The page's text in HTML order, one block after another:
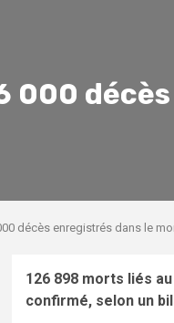
000
décès enregistrés dans le
126 898 morts liés
confirmé, selon un